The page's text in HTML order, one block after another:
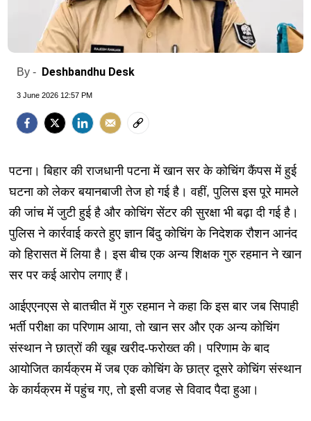
By - Deshbandhu Desk
3 June 2026 12:57 PM
पटना। बिहार की राजधानी पटना में खान सर के कोचिंग कैंपस में हुई
घटना को लेकर बयानबाजी तेज हो गई है। वहीं, पुलिस इस पूरे मामले
की जांच में जुटी हुई है और कोचिंग सेंटर की सुरक्षा भी बढ़ा दी गई है।
पुलिस ने कार्रवाई करते हुए ज्ञान बिंदु कोचिंग के निदेशक रौशन आनंद
को हिरासत में लिया है। इस बीच एक अन्य शिक्षक गुरु रहमान ने खान
सर पर कई आरोप लगाए हैं।
आईएएनएस से बातचीत में गुरु रहमान ने कहा कि इस बार जब सिपाही
भर्ती परीक्षा का परिणाम आया, तो खान सर और एक अन्य कोचिंग
संस्थान ने छात्रों की खूब खरीद-फरोख्त की। परिणाम के बाद
आयोजित कार्यक्रम में जब एक कोचिंग के छात्र दूसरे कोचिंग संस्थान
के कार्यक्रम में पहुंच गए, तो इसी वजह से विवाद पैदा हुआ।